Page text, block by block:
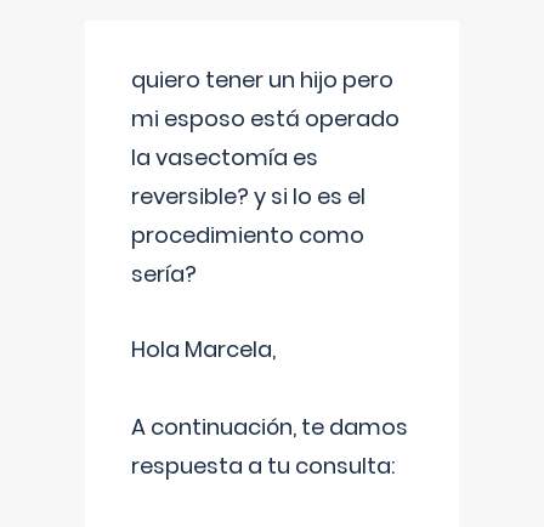
quiero tener un hijo pero
mi esposo está operado
la vasectomía es
reversible? y si lo es el
procedimiento como
sería?
Hola Marcela,
A continuación, te damos
respuesta a tu consulta: